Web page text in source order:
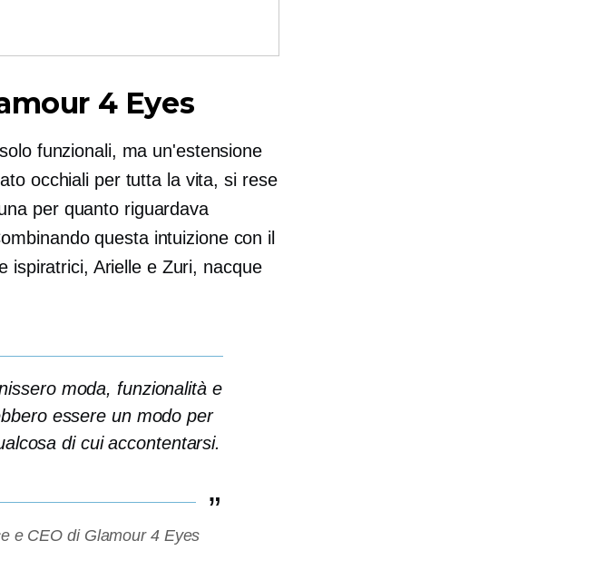
4 Eyes
funzionali, ma un'estensione
occhiali per tutta la vita, si rese
per quanto riguardava
questa intuizione con il
ispiratrici, Arielle e Zuri, nacque
moda, funzionalità e
essere un modo per
di cui accontentarsi.
e CEO di Glamour 4 Eyes